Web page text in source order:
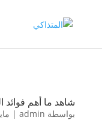
شاهد ما أهم فوائد
بواسطة admin
| مايو